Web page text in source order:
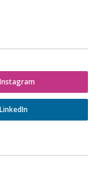
Instagram
LinkedIn